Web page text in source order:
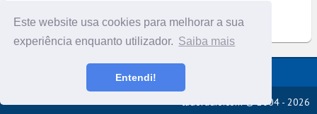
Este website usa cookies para melhorar a sua
experiência enquanto utilizador. Saiba mais
Entendi!
Versão completa do portal
tudoradio.com © 2004 - 2026